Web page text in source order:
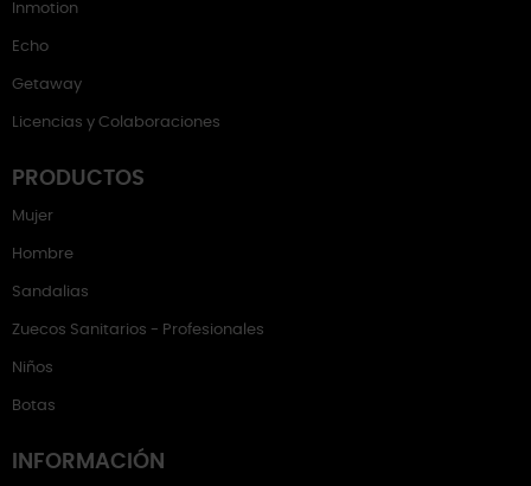
Inmotion
Echo
Getaway
Licencias y Colaboraciones
PRODUCTOS
Mujer
Hombre
Sandalias
Zuecos Sanitarios - Profesionales
Niños
Botas
INFORMACIÓN